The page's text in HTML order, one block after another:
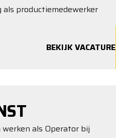
productiemedewerker
BEKIJK VACATURE
als Operator bij